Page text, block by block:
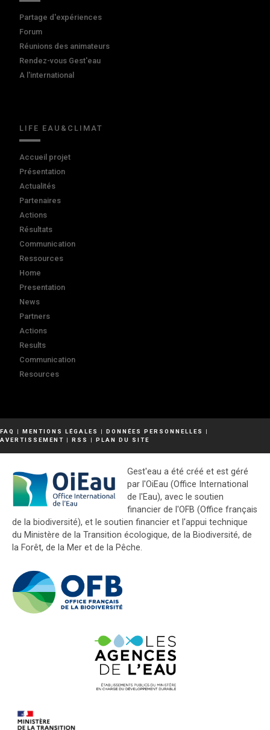
Partage d'expériences
Forum
Réunions des animateurs
Rendez-vous Gest'eau
A l'international
LIFE EAU&CLIMAT
Accueil projet
Présentation
Actualités
Partenaires
Actions
Résultats
Communication
Ressources
Home
Presentation
News
Partners
Actions
Results
Communication
Resources
FAQ | MENTIONS LÉGALES | DONNÉES PERSONNELLES
|
AVERTISSEMENT | RSS | PLAN DU SITE
Gest'eau a été créé et est géré
par l'OiEau (Office International
de l'Eau), avec le soutien
financier de l'OFB (Office français
de la biodiversité), et le soutien financier et l'appui technique
du Ministère de la Transition écologique, de la Biodiversité, de
la Forêt, de la Mer et de la Pêche.